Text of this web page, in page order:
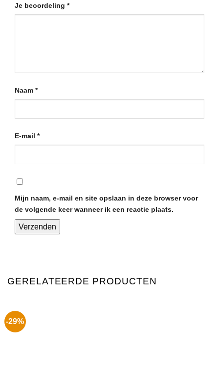
Je beoordeling *
Naam *
E-mail *
Mijn naam, e-mail en site opslaan in deze browser voor
de volgende keer wanneer ik een reactie plaats.
GERELATEERDE PRODUCTEN
-29%